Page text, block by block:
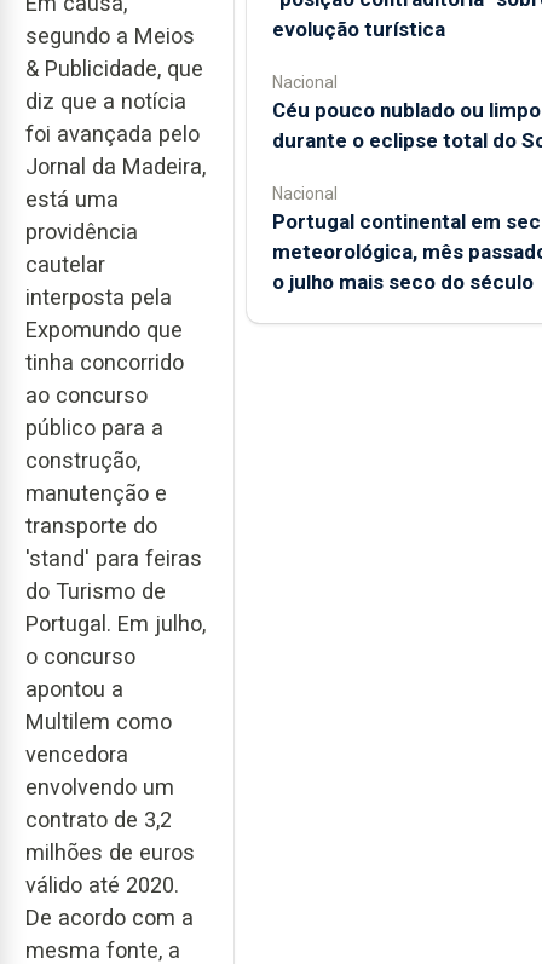
segundo a Meios
& Publicidade, que
diz que a notícia
foi avançada pelo
Jornal da Madeira,
está uma
providência
cautelar
interposta pela
Expomundo que
tinha concorrido
ao concurso
público para a
construção,
manutenção e
transporte do
'stand' para feiras
do Turismo de
Portugal. Em julho,
o concurso
apontou a
Multilem como
vencedora
envolvendo um
contrato de 3,2
milhões de euros
válido até 2020.
De acordo com a
mesma fonte, a
evolução turística
Nacional
Céu pouco nublado ou limpo
durante o eclipse total do
Nacional
Portugal continental em
meteorológica, mês
o julho mais seco do século